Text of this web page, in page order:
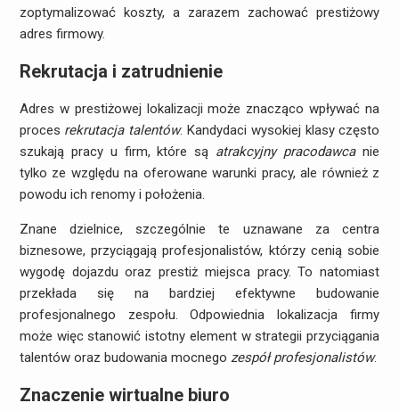
zoptymalizować koszty, a zarazem zachować prestiżowy
adres firmowy.
Rekrutacja i zatrudnienie
Adres w prestiżowej lokalizacji może znacząco wpływać na
proces rekrutacja talentów. Kandydaci wysokiej klasy często
szukają pracy u firm, które są atrakcyjny pracodawcanie
tylko ze względu na oferowane warunki pracy, ale również z
powodu ich renomy i położenia.
Znane dzielnice, szczególnie te uznawane za centra
biznesowe, przyciągają profesjonalistów, którzy cenią sobie
wygodę dojazdu oraz prestiż miejsca pracy. To natomiast
przekłada się na bardziej efektywne budowanie
profesjonalnego zespołu. Odpowiednia lokalizacja firmy
może więc stanowić istotny element w strategii przyciągania
talentów oraz budowania mocnego zespół profesjonalistów.
Znaczenie wirtualne biuro